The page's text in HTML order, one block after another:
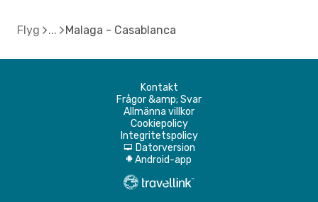
Flyg Malaga - Casablanca
Kontakt
Frågor &amp; Svar
Allmänna villkor
Cookiepolicy
Integritetspolicy
d Datorversion
A Android-app